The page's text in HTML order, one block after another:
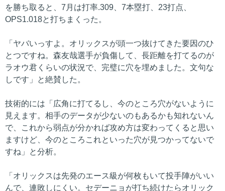
を勝ち取ると、7月は打率.309、7本塁打、23打点、
OPS1.018と打ちまくった。
「ヤバいっすよ。オリックスが頭一つ抜けてきた要因のひ
とつですね。森友哉選手が負傷して、長距離を打てるのが
ラオウ君くらいの状況で、完璧に穴を埋めました。文句な
しです」と絶賛した。
技術的には「広角に打てるし、今のところ穴がないように
見えます。相手のデータが少ないのもあるかも知れないん
で、これから弱点が分かれば攻め方は変わってくると思い
ますけど、今のところこれといった穴が見つかってないで
すね」と分析。
「オリックスは先発のエース級が何枚もいて投手陣がいい
んで、連敗しにくい。セデーニョが打ち続けたらオリック